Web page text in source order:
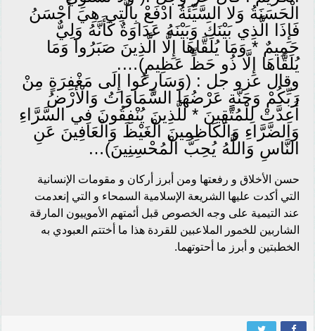
الْحَسَنَةُ وَلا السَّيِّئَةُ ادْفَعْ بِالَّتِي هِيَ أَحْسَنُ
فَإِذَا الَّذِي بَيْنَكَ وَبَيْنَهُ عَدَاوَةٌ كَأَنَّهُ وَلِيٌّ
حَمِيمٌ * وَمَا يُلَقَّاهَا إِلَّا الَّذِينَ صَبَرُوا وَمَا
يُلَقَّاهَا إِلَّا ذُو حَظٍّ عَظِيمٍ)….
وقال عزو جل : (وَسَارِعُوا إِلَى مَغْفِرَةٍ مِنْ
رَبِّكُمْ وَجَنَّةٍ عَرْضُهَا السَّمَاوَاتُ وَالْأَرْضُ
أُعِدَّتْ لِلْمُتَّقِينَ * للَّذِينَ يُنْفِقُونَ فِي السَّرَّاءِ
وَالضَّرَّاءِ وَالْكَاظِمِينَ الْغَيْظَ وَالْعَافِينَ عَنِ
النَّاسِ وَاللَّهُ يُحِبُّ الْمُحْسِنِينَ)…
حسن الأخلاق و رفعتها ومن أبرز أركان و مقومات الإنسانية
التي أكدت عليها الشريعة الإسلامية السمحاء و التي إنعدمت
عند التيمية على وجه الخصوص قبل أئمتهم الأموييون المارقة
الشاربين للخمور الملاعبين للقردة هذا ما أختتم العبودي به
الخطبتين و أبرز ما أحتوتهما.